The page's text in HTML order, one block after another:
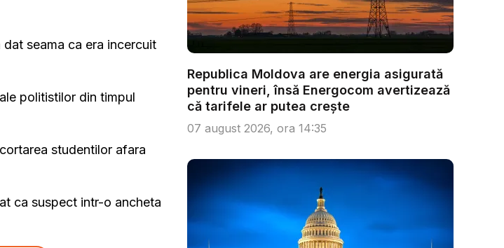
seama ca era incercuit
politistilor din timpul
studentilor afara
ca suspect intr-o ancheta
Republica Moldova are energia asigurată
pentru vineri, însă Energocom avertizează
că tarifele ar putea crește
07 august 2026, ora 14:35